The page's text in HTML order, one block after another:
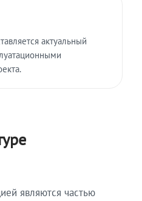
актуальный
являются частью